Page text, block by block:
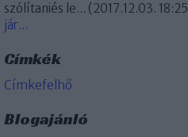
szólítaniés le... (2017.12.03. 18:25
jár...
Címkék
Címkefelhő
Blogajánló